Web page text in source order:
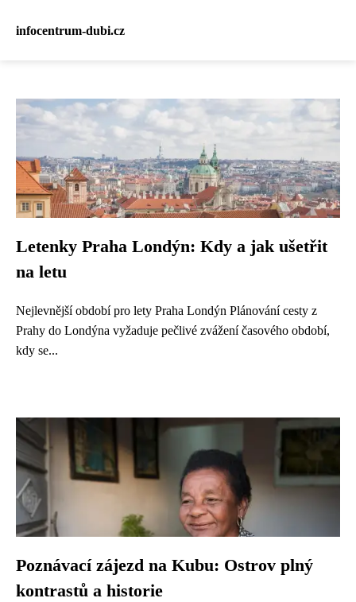
infocentrum-dubi.cz
Letenky Praha Londýn: Kdy a jak ušetřit
na letu
Nejlevnější období pro lety Praha Londýn Plánování cesty z
Prahy do Londýna vyžaduje pečlivé zvážení časového období,
kdy se...
Poznávací zájezd na Kubu: Ostrov plný
kontrastů a historie